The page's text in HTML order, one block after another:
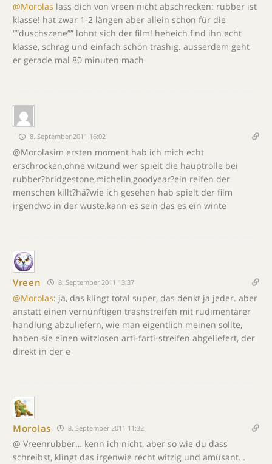
@Morolas lass dich von vreen nicht abschrecken: rubber ist
klasse! hat zwar 1-2 längen aber allein schon für die
“”duschszene”” lohnt sich der film! heheich find ihn echt
klasse, schräg und einfach schön trashig. ausserdem geht
er gerade mal 80 minuten mach
8. September 2011 16:02
@Morolasim ersten moment hab ich mich echt
erschrocken,ohne witzund wer spielt die hauptrolle bei
rubber?bridgestone,michelin,goodyear?ein reifen der
menschen killt?hä?wie ich gesehen hab spielt der film
irgendwo in der wüste.kann es sein das es ein winte
Vreen 8. September 2011 13:37
@Morolas: ja, das klingt total super, das denkt ja jeder. aber
anstatt einen vernünftigen trashstreifen mit rudimentärer
handlung abzuliefern, wie man eigentlich meinen sollte,
haben sie einen witzlosen arti-farti-streifen abgeliefert, der
direkt in der e
Morolas 8. September 2011 11:32
@ Vreenrubber… kenn ich nicht, aber so wie du dass
schreibst, klingt das irgenwie recht witzig und amüsant…